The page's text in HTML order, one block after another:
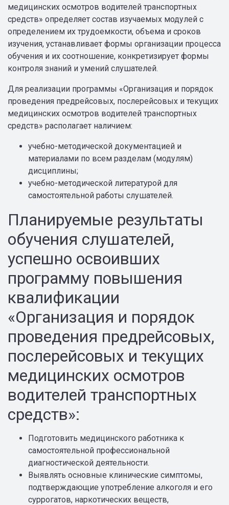
медицинских осмотров водителей транспортных
средств» определяет состав изучаемых модулей с
определением их трудоемкости, объема и сроков
изучения, устанавливает формы организации процесса
обучения и их соотношение, конкретизирует формы
контроля знаний и умений слушателей.
Для реализации программы «Организация и порядок
проведения предрейсовых, послерейсовых и текущих
медицинских осмотров водителей транспортных
средств» располагает наличием:
учебно-методической документацией и
материалами по всем разделам (модулям)
дисциплины;
учебно-методической литературой для
самостоятельной работы слушателей.
Планируемые результаты
обучения слушателей,
успешно освоивших
программу повышения
квалификации
«Организация и порядок
проведения предрейсовых,
послерейсовых и текущих
медицинских осмотров
водителей транспортных
средств»:
Подготовить медицинского работника к
самостоятельной профессиональной
диагностической деятельности.
Выявлять основные клинические симптомы,
подтверждающие употребление алкоголя и его
суррогатов, наркотических веществ,